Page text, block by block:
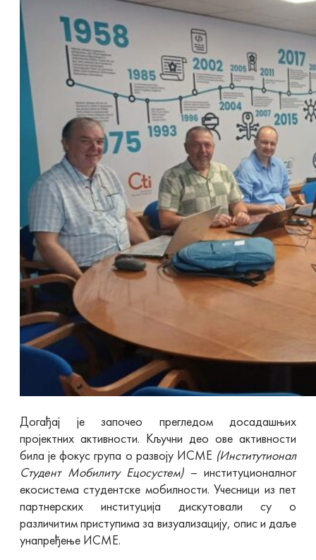
Догађај је започео прегледом досадашњих
пројектних активности. Кључни део ове активности
била је фокус група о развоју ИСМЕ (Институтионал
Студент Мобилитy Ецосyстем)– институционалног
екосистема студентске мобилности. Учесници из пет
партнерских институција дискутовали су о
различитим приступима за визуализацију, опис и даље
унапређење ИСМЕ.